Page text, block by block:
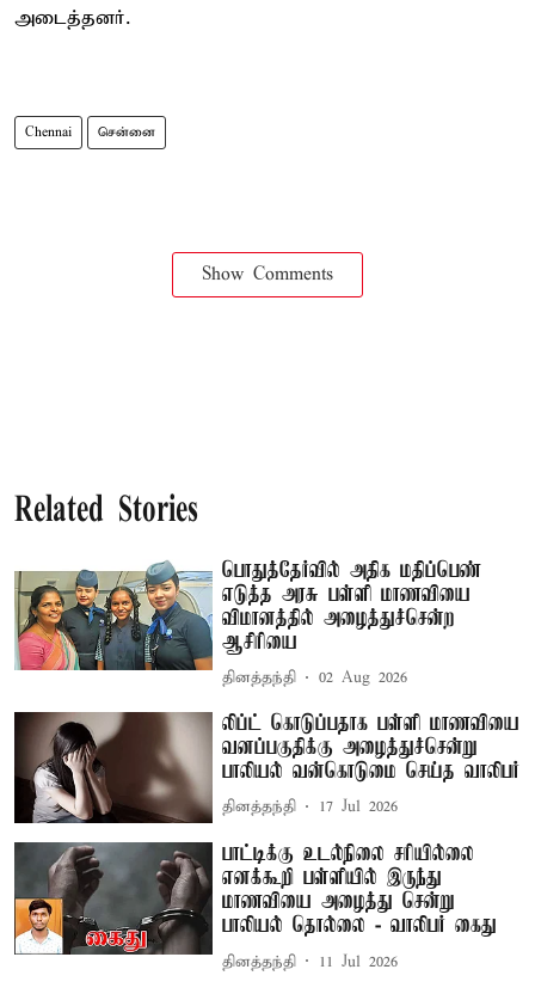
அடைத்தனர்.
Chennai சென்னை
Show Comments
Related Stories
பொதுத்தேர்வில் அதிக மதிப்பெண்
எடுத்த அரசு பள்ளி மாணவியை
விமானத்தில் அழைத்துச்சென்ற
ஆசிரியை
தினத்தந்தி 02 Aug 2026
லிப்ட் கொடுப்பதாக பள்ளி மாணவியை
வனப்பகுதிக்கு அழைத்துச்சென்று
பாலியல் வன்கொடுமை செய்த வாலிபர்
தினத்தந்தி 17 Jul 2026
பாட்டிக்கு உடல்நிலை சரியில்லை
எனக்கூறி பள்ளியில் இருந்து
மாணவியை அழைத்து சென்று
பாலியல் தொல்லை - வாலிபர் கைது
தினத்தந்தி 11 Jul 2026